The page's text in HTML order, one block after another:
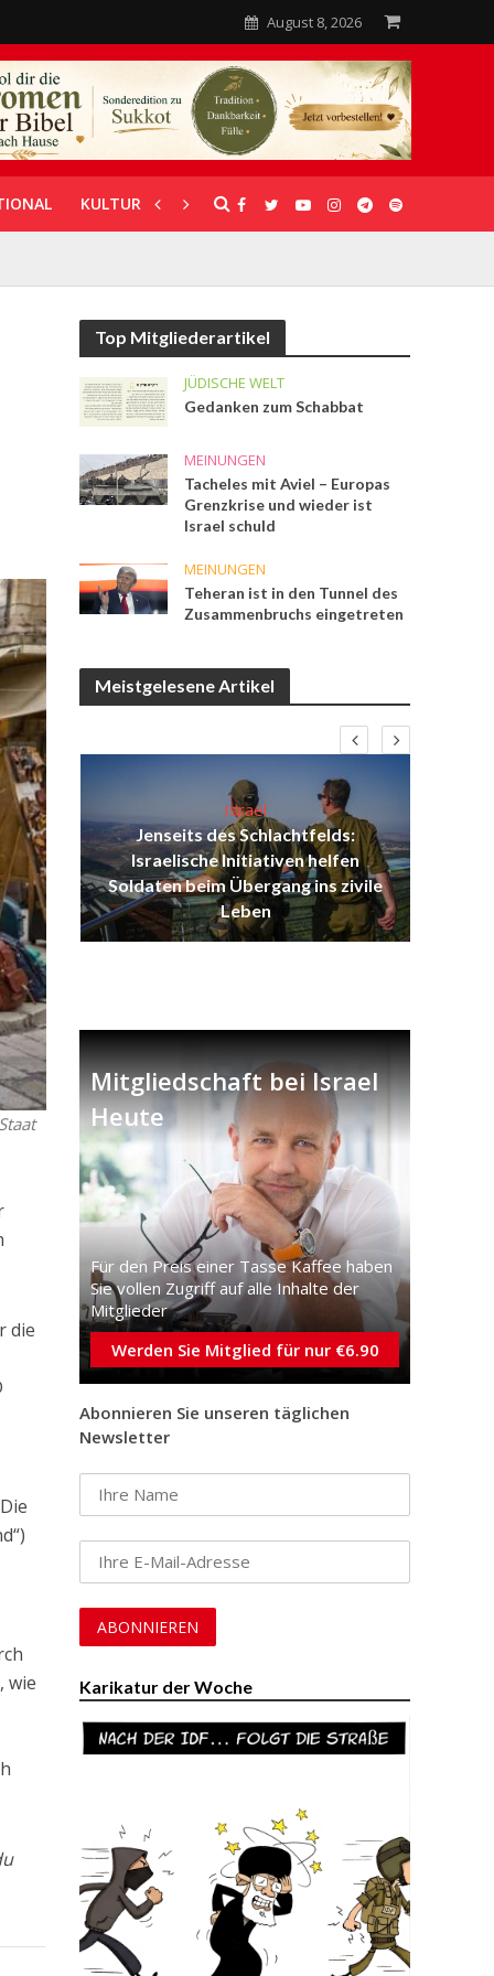
August 8, 2026
KULTUR UNTERSTÜTZUNG
die
wie
Top Mitgliederartikel
JÜDISCHE WELT
Gedanken zum Schabbat
MEINUNGEN
Tacheles mit Aviel – Europas
Grenzkrise und wieder ist
Israel schuld
MEINUNGEN
Teheran ist in den Tunnel des
Zusammenbruchs eingetreten
Meistgelesene Artikel
Israel
Jenseits des Schlachtfelds:
Israelische Initiativen helfen
Soldaten beim Übergang ins zivile
Leben
Mitgliedschaft bei Israel
Heute
Für den Preis einer Tasse Kaffee haben
Sie vollen Zugriff auf alle Inhalte der
Mitglieder
Werden Sie Mitglied für nur €6.90
Abonnieren Sie unseren täglichen
Newsletter
Karikatur der Woche